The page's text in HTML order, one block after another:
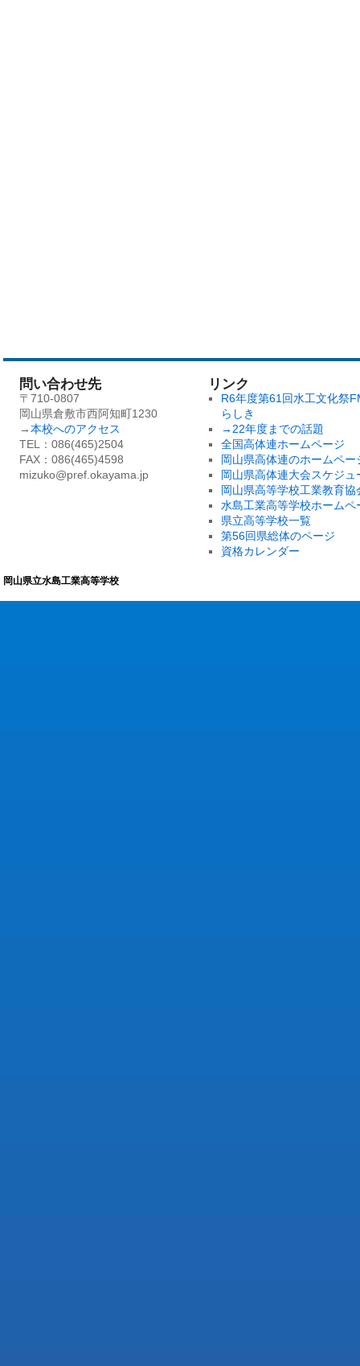
問い合わせ先
〒710-0807
岡山県倉敷市西阿知町1230
→本校へのアクセス
TEL：086(465)2504
FAX：086(465)4598
mizuko@pref.okayama.jp
リンク
R6年度第61回水工文化祭
らしき
→22年度までの話題
全国高体連ホームページ
岡山県高体連のホームペー
岡山県高体連大会スケジュ
岡山県高等学校工業教育協
水島工業高等学校ホームペ
県立高等学校一覧
第56回県総体のページ
資格カレンダー
岡山県立水島工業高等学校